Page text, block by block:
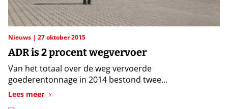
Nieuws 27 oktober 2015
ADR is 2 procent wegvervoer
Van het totaal over de weg vervoerde
goederentonnage in 2014 bestond twee...
Lees meer